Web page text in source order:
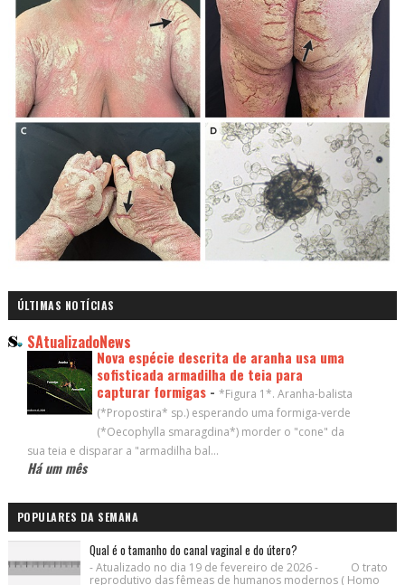
ÚLTIMAS NOTÍCIAS
SAtualizadoNews
Nova espécie descrita de aranha usa uma
sofisticada armadilha de teia para
capturar formigas - *Figura 1*. Aranha-balista
(*Propostira* sp.) esperando uma formiga-verde
(*Oecophylla smaragdina*) morder o "cone" da
sua teia e disparar a "armadilha bal...
Há um mês
POPULARES DA SEMANA
Qual é o tamanho do canal vaginal e do útero?
- Atualizado no dia 19 de fevereiro de 2026 - O trato
reprodutivo das fêmeas de humanos modernos ( Homo